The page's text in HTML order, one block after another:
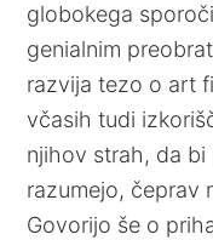
globokega
genialnim
razvija tezo o art
včasih tudi
njihov strah, da bi
razumejo, čeprav
Govorijo še o